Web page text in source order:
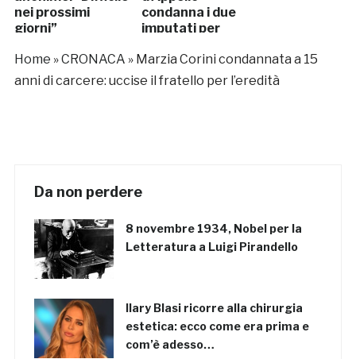
nei prossimi
giorni”
condanna i due
imputati per
sessuale
Home »CRONACA » Marzia Corini condannata a 15
anni di carcere: uccise il fratello per l’eredità
Da non perdere
8 novembre 1934, Nobel per la
Letteratura a Luigi Pirandello
Ilary Blasi ricorre alla chirurgia
estetica: ecco come era prima e
com’è adesso…